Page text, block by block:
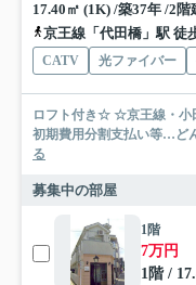
17.40㎡ (1K) /築37年 /2階
京王線「代田橋」駅 徒
CATV 光ファイバー
ロフト付き☆ ☆京王線・小
初期費用分割支払い等…ど
る
募集中の部屋
1階
7万円
1階 /